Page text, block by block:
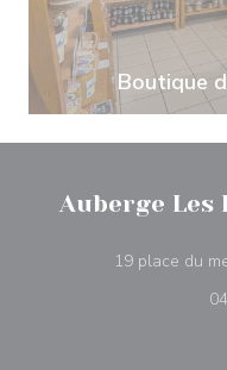
Boutique
Auberge Les
19 place du